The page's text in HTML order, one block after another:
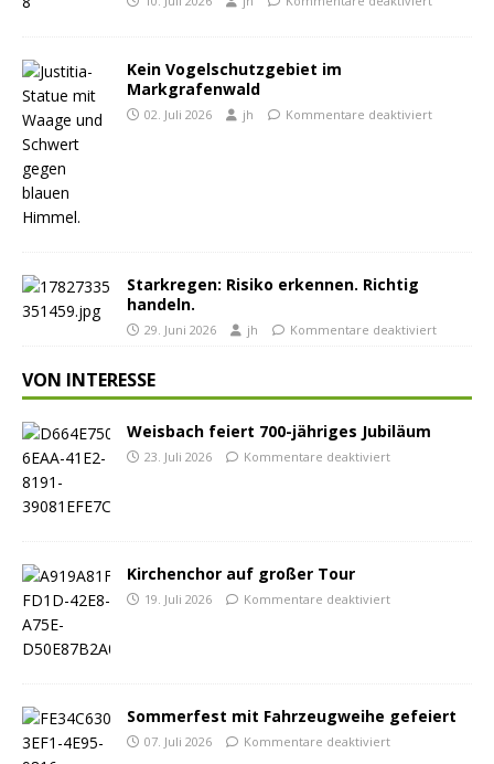
Kein Vogelschutzgebiet im
Markgrafenwald
02. Juli 2026 jh Kommentare deaktiviert
Starkregen: Risiko erkennen. Richtig
handeln.
29. Juni 2026 jh Kommentare deaktiviert
VON INTERESSE
Weisbach feiert 700-jähriges Jubiläum
23. Juli 2026 Kommentare deaktiviert
Kirchenchor auf großer Tour
19. Juli 2026 Kommentare deaktiviert
Sommerfest mit Fahrzeugweihe gefeiert
07. Juli 2026 Kommentare deaktiviert